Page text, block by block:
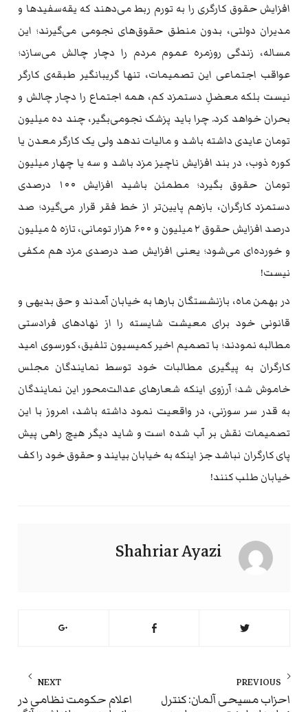
افزایش حقوق کارگری را به تورم ربط می‌دهند که یقه‌سفیدها و
مدیران دولتی، بدون منطق حقوق‌های نجومی می‌گیرند؛ این
مساله، زندگی روزمره عموم مردم را دچار چالش می‌سازد؛
عواقب اجتماعی این تصمیمات، تنها گریبانگیر طبقه‌ی کارگر
نیست بلکه معضلِ دستمزد کم، همه اجتماع را دچار چالش و
بحران خواهد کرد. چرا باید پزشک نجومی‌بگیر، چند ده میلیون
تومان عایدی داشته باشد و مالیات ندهد ولی یک کارگر معدن یا
کوره ذوب، در بند افزایش ناچیز مزد باشد و سه یا چهار میلیون
تومان حقوق بگیرد؛ مطمئن باشید افزایش ۱۰۰ درصدی
دستمزد کارگران، بازهم پایین‌تر از خط فقر قرار می‌گیرد؛ صد
درصد افزایش حقوق ۲ میلیون و ۶۰۰ هزار تومانی، تازه ۵ میلیون
و خورده‌ای می‌شود؛ یعنی افزایش صد درصدی مزد هم مکفی
نیست!
در بهمن ماه، بازنشستگان بارها به خیابان آمدند و حق بدیهی و
قانونی خود برای معیشت شایسته را از نهادهای فرادستی
مطالبه نمودند؛ با تصمیم اخیر کمیسیون تلفیق، کورسوی امید
کارگران به پیگیری مطالبات خود توسط نمایندگان مجلس
خاموش شد؛ آرزوی اینکه شعارهای عدالت‌محور این نمایندگان
به قدر سر سوزنی، در واقعیت نمود داشته باشد، امروز با این
تصمیمات نقش بر آب شده است و شاید دیگر هیچ راهی پیش
پای کارگران نباشد جز اینکه به خیابان بیایند و حقوق خود را کف
خیابان طلب کنند!
Shahriar Ayazi
راهبری
نوشته
PREVIOUS
Previous
احزاب مسیحی آلمان: کنترل
NEXT
اعلام حکومت نظامی در